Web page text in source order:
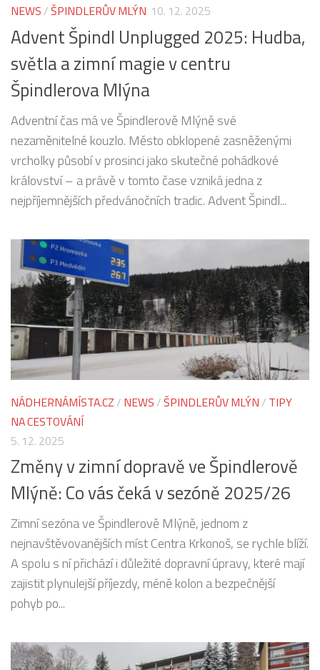
NEWS /ŠPINDLERŮV MLÝN 10. 12. 2025
Advent Špindl Unplugged 2025: Hudba,
světla a zimní magie v centru
Špindlerova Mlýna
Adventní čas má ve Špindlerově Mlýně své
nezaměnitelné kouzlo. Město obklopené zasněženými
vrcholky působí v prosinci jako skutečné pohádkové
království – a právě v tomto čase vzniká jedna z
nejpříjemnějších předvánočních tradic. Advent Špindl...
NÁDHERNÁMÍSTA.CZ / NEWS /ŠPINDLERŮV MLÝN / TIPY
NA CESTOVÁNÍ
5. 12. 2025
Změny v zimní dopravě ve Špindlerově
Mlýně: Co vás čeká v sezóně 2025/26
Zimní sezóna ve Špindlerově Mlýně, jednom z
nejnavštěvovanějších míst Centra Krkonoš, se rychle blíží.
A spolu s ní přichází i důležité dopravní úpravy, které mají
zajistit plynulejší příjezdy, méně kolon a bezpečnější
pohyb po...